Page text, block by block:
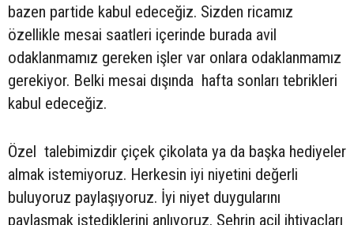
bazen partide kabul edeceğiz. Sizden ricamız
özellikle mesai saatleri içerinde burada avil
odaklanmamız gereken işler var onlara odaklanmamız
gerekiyor. Belki mesai dışında hafta sonları tebrikleri
kabul edeceğiz.
Özel talebimizdir çiçek çikolata ya da başka hediyeler
almak istemiyoruz. Herkesin iyi niyetini değerli
buluyoruz paylaşıyoruz. İyi niyet duygularını
paylaşmak istediklerini anlıyoruz. Şehrin acil ihtiyaçları